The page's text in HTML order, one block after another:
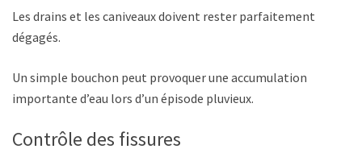
Les drains et les caniveaux doivent rester parfaitement
dégagés.
Un simple bouchon peut provoquer une accumulation
importante d’eau lors d’un épisode pluvieux.
Contrôle des fissures